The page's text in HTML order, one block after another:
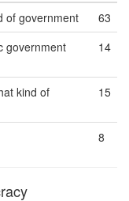
of government
63
government
14
kind of
15
8